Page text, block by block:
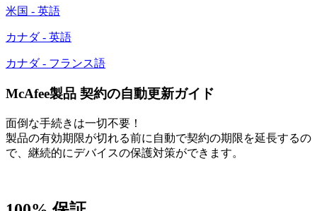
米国 - 英語
カナダ - 英語
カナダ - フランス語
McAfee製品 契約の自動更新ガイド
面倒な手続きは一切不要！
製品の有効期限が切れる前に自動で契約の期限を延長するの
で、継続的にデバイスの保護対策ができます。